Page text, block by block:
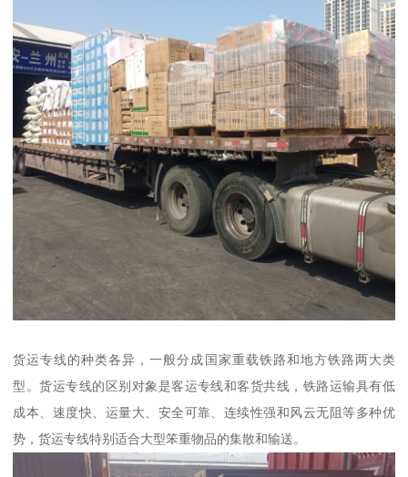
货运专线的种类各异，一般分成国家重载铁路和地方铁路两大类
型。货运专线的区别对象是客运专线和客货共线，铁路运输具有低
成本、速度快、运量大、安全可靠、连续性强和风云无阻等多种优
势，货运专线特别适合大型笨重物品的集散和输送。